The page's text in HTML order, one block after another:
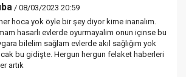
/ 08/03/2023 20:59
hoca yok öyle bir şey diyor kime inanalım.
hasarlı evlerde oyurmayalim onun içinse bu
bilelim sağlam evlerde akıl sağlığım yok
bu gidişte. Hergun hergun felaket haberleri
artık